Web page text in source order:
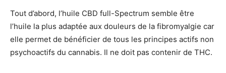
Tout d’abord, l’huile CBD full-Spectrum semble être
l’huile la plus adaptée aux douleurs de la fibromyalgie car
elle permet de bénéficier de tous les principes actifs non
psychoactifs du cannabis. Il ne doit pas contenir de THC.